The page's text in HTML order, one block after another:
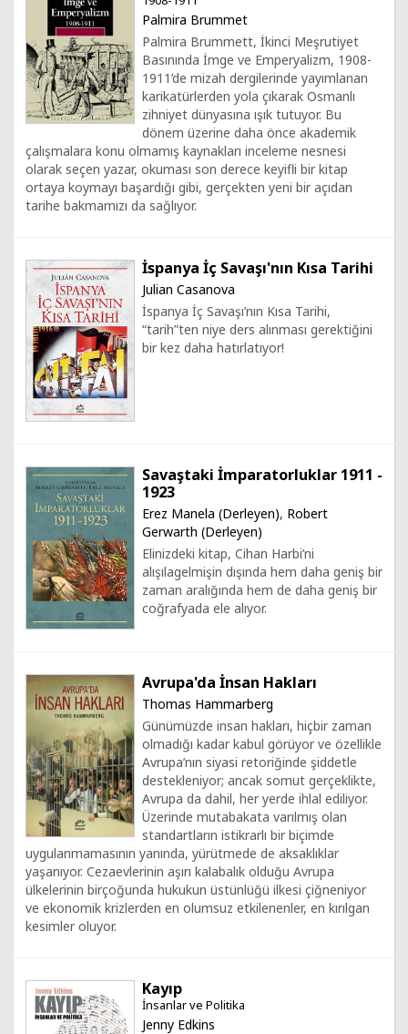
Palmira Brummet
Palmira Brummett, İkinci Meşrutiyet
Basınında İmge ve Emperyalizm, 1908-
1911’de mizah dergilerinde yayımlanan
karikatürlerden yola çıkarak Osmanlı
zihniyet dünyasına ışık tutuyor. Bu
dönem üzerine daha önce akademik
çalışmalara konu olmamış kaynakları inceleme nesnesi
olarak seçen yazar, okuması son derece keyifli bir kitap
ortaya koymayı başardığı gibi, gerçekten yeni bir açıdan
tarihe bakmamızı da sağlıyor.
İspanya İç Savaşı'nın Kısa Tarihi
Julian Casanova
İspanya İç Savaşı’nın Kısa Tarihi,
“tarih”ten niye ders alınması gerektiğini
bir kez daha hatırlatıyor!
Savaştaki İmparatorluklar 1911 -
1923
Erez Manela (Derleyen), Robert
Gerwarth (Derleyen)
Elinizdeki kitap, Cihan Harbi’ni
alışılagelmişin dışında hem daha geniş bir
zaman aralığında hem de daha geniş bir
coğrafyada ele alıyor.
Avrupa'da İnsan Hakları
Thomas Hammarberg
Günümüzde insan hakları, hiçbir zaman
olmadığı kadar kabul görüyor ve özellikle
Avrupa’nın siyasi retoriğinde şiddetle
destekleniyor; ancak somut gerçeklikte,
Avrupa da dahil, her yerde ihlal ediliyor.
Üzerinde mutabakata varılmış olan
standartların istikrarlı bir biçimde
uygulanmamasının yanında, yürütmede de aksaklıklar
yaşanıyor. Cezaevlerinin aşırı kalabalık olduğu Avrupa
ülkelerinin birçoğunda hukukun üstünlüğü ilkesi çiğneniyor
ve ekonomik krizlerden en olumsuz etkilenenler, en kırılgan
kesimler oluyor.
Kayıp
İnsanlar ve Politika
Jenny Edkins